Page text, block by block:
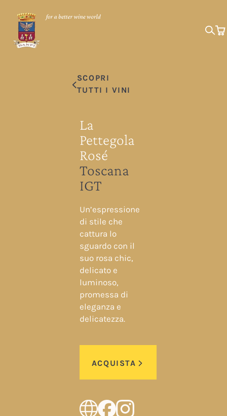
SCOPRI
TUTTI I VINI
La
Pettegola
Rosé
Toscana
IGT
Un’espressione
di stile che
cattura lo
sguardo con il
suo rosa chic,
delicato e
luminoso,
promessa di
eleganza e
delicatezza.
ACQUISTA